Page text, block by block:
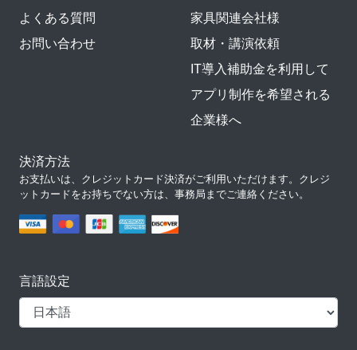
よくある質問
お問い合わせ
家具関連会社様
取材・講演依頼
IT導入補助金を利用して
アプリ制作を希望される
企業様へ
決済方法
お支払いは、クレジットカード決済がご利用いただけます。クレジ
ットカードをお持ちでない方は、事務局までご連絡ください。
言語設定